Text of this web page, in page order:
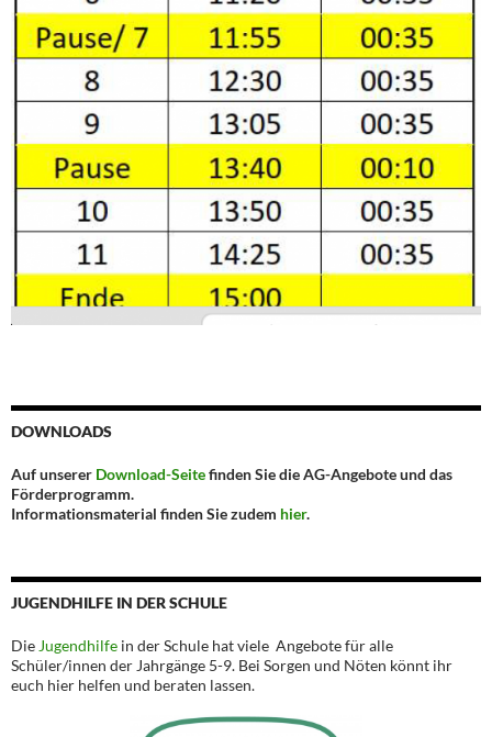
DOWNLOADS
Auf unserer Download-Seitefinden Sie die AG-Angebote und das
Förderprogramm.
Informationsmaterial finden Sie zudem hier.
JUGENDHILFE IN DER SCHULE
Die Jugendhilfe in der Schule hat viele Angebote für alle
Schüler/innen der Jahrgänge 5-9. Bei Sorgen und Nöten könnt ihr
euch hier helfen und beraten lassen.